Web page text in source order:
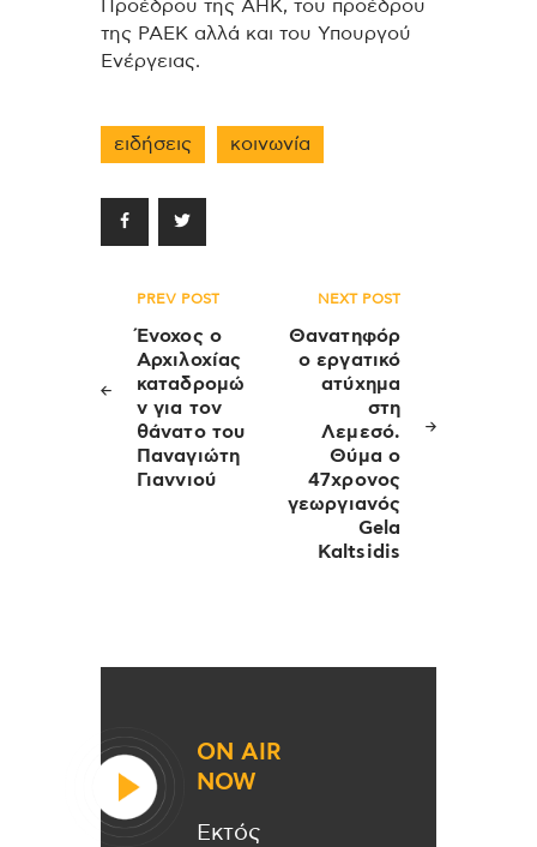
Προέδρου της ΑΗΚ, του προέδρου
της ΡΑΕΚ αλλά και του Υπουργού
Ενέργειας.
ειδήσεις κοινωνία
Πλοήγηση
άρθρων
PREV POST
Ένοχος ο
Αρχιλοχίας
καταδρομώ
ν για τον
θάνατο του
Παναγιώτη
Γιαννιού
NEXT POST
Θανατηφόρ
ο εργατικό
ατύχημα
στη
Λεμεσό.
Θύμα ο
47χρονος
γεωργιανός
Gela
Kaltsidis
ON AIR
NOW
Εκτός